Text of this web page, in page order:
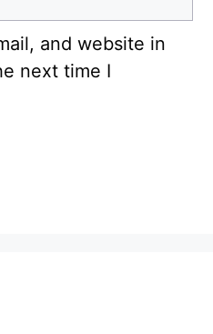
and website in
next time I